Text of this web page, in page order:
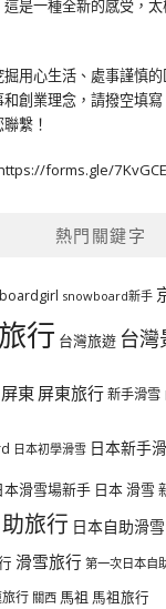
是一種全新的感受，
用心生活、處事謹慎
創業理念，請撥空填寫
繫！
forms.gle/
熱門關鍵字
snowboard新手
行 台灣旅遊 台灣
屏東 屏東旅行新手滑雪
日本初學滑雪 日本新手
本滑雪場新手 日本 滑雪
旅行 日本自助滑雪
滑雪旅行 第一次日本自
行 關西 馬祖 馬祖旅行